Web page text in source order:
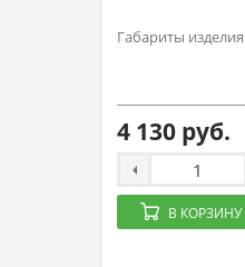
Габариты
4 130 руб.
В КОРЗИНУ